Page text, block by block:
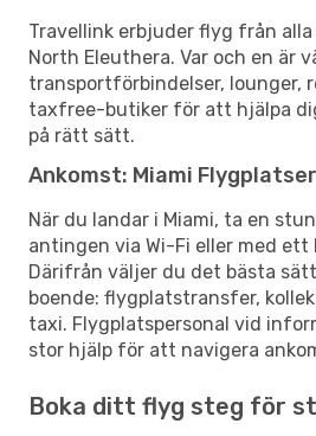
Travellink erbjuder flyg från
North Eleuthera. Var och en är
transportförbindelser, lounger,
taxfree-butiker för att hjälpa
på rätt sätt.
Ankomst: Miami Flygplatser
När du landar i Miami, ta en
antingen via Wi-Fi eller med ett
Därifrån väljer du det bästa
boende: flygplatstransfer,
taxi. Flygplatspersonal vid
stor hjälp för att navigera
Boka ditt flyg steg för